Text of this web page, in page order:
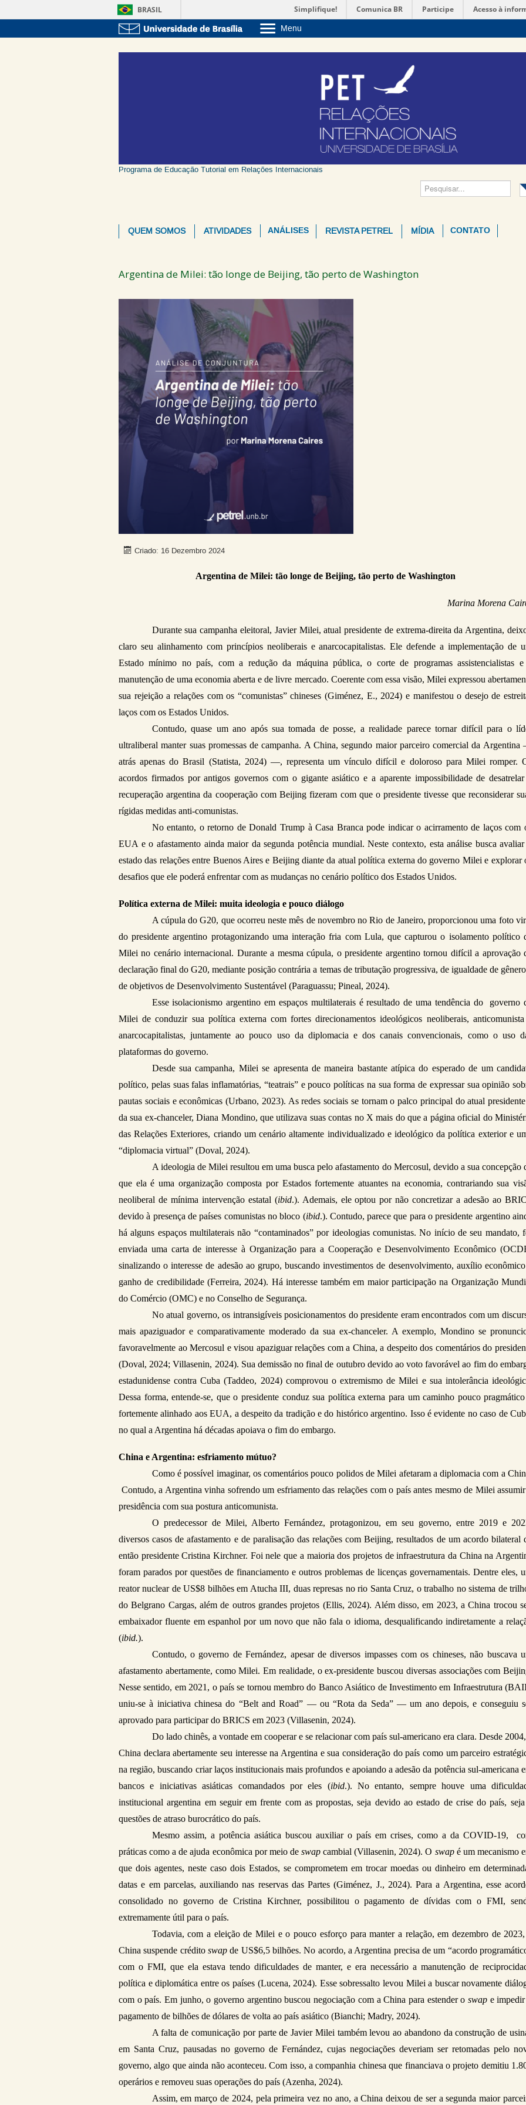
BRASIL Simplifique! Comunica BR Participe Acesso à
Menu
Programa de Educação Tutorial em Relações Internacionais
QUEM SOMOS ATIVIDADES ANÁLISES REVISTA PETREL MÍDIA CONTATO
Argentina de Milei: tão longe de Beijing, tão perto de Washington
Criado: 16 Dezembro 2024
Argentina de Milei: tão longe de Beijing, tão perto de Washington
Marina Morena
Durante sua campanha eleitoral, Javier Milei, atual presidente de extrema-direita da Argentina,
claro seu alinhamento com princípios neoliberais e anarcocapitalistas. Ele defende a implementação de
Estado mínimo no país, com a redução da máquina pública, o corte de programas assistencialistas e
manutenção de uma economia aberta e de livre mercado. Coerente com essa visão, Milei expressou
sua rejeição a relações com os “comunistas” chineses (Giménez, E., 2024) e manifestou o desejo de
laços com os Estados Unidos.
Contudo, quase um ano após sua tomada de posse, a realidade parece tornar difícil para o
ultraliberal manter suas promessas de campanha. A China, segundo maior parceiro comercial da
atrás apenas do Brasil (Statista, 2024) —, representa um vínculo difícil e doloroso para Milei romper.
acordos firmados por antigos governos com o gigante asiático e a aparente impossibilidade de
recuperação argentina da cooperação com Beijing fizeram com que o presidente tivesse que reconsiderar
rígidas medidas anti-comunistas.
No entanto, o retorno de Donald Trump à Casa Branca pode indicar o acirramento de laços com
EUA e o afastamento ainda maior da segunda potência mundial. Neste contexto, esta análise busca
estado das relações entre Buenos Aires e Beijing diante da atual política externa do governo Milei e explorar
desafios que ele poderá enfrentar com as mudanças no cenário político dos Estados Unidos.
Política externa de Milei: muita ideologia e pouco diálogo
A cúpula do G20, que ocorreu neste mês de novembro no Rio de Janeiro, proporcionou uma foto
do presidente argentino protagonizando uma interação fria com Lula, que capturou o isolamento político
Milei no cenário internacional. Durante a mesma cúpula, o presidente argentino tornou difícil a aprovação
declaração final do G20, mediante posição contrária a temas de tributação progressiva, de igualdade de
de objetivos de Desenvolvimento Sustentável (Paraguassu; Pineal, 2024).
Esse isolacionismo argentino em espaços multilaterais é resultado de uma tendência do  governo
Milei de conduzir sua política externa com fortes direcionamentos ideológicos neoliberais,
anarcocapitalistas, juntamente ao pouco uso da diplomacia e dos canais convencionais, como o uso
plataformas do governo.
Desde sua campanha, Milei se apresenta de maneira bastante atípica do esperado de um
político, pelas suas falas inflamatórias, “teatrais” e pouco políticas na sua forma de expressar sua opinião
pautas sociais e econômicas (Urbano, 2023). As redes sociais se tornam o palco principal do atual
da sua ex-chanceler, Diana Mondino, que utilizava suas contas no X mais do que a página oficial do
das Relações Exteriores, criando um cenário altamente individualizado e ideológico da política exterior e
“diplomacia virtual” (Doval, 2024).
A ideologia de Milei resultou em uma busca pelo afastamento do Mercosul, devido a sua concepção
que ela é uma organização composta por Estados fortemente atuantes na economia, contrariando sua
neoliberal de mínima intervenção estatal (ibid.). Ademais, ele optou por não concretizar a adesão ao
devido à presença de países comunistas no bloco (ibid.). Contudo, parece que para o presidente argentino
há alguns espaços multilaterais não “contaminados” por ideologias comunistas. No início de seu mandato,
enviada uma carta de interesse à Organização para a Cooperação e Desenvolvimento Econômico
sinalizando o interesse de adesão ao grupo, buscando investimentos de desenvolvimento, auxílio
ganho de credibilidade (Ferreira, 2024). Há interesse também em maior participação na Organização
do Comércio (OMC) e no Conselho de Segurança.
No atual governo, os intransigíveis posicionamentos do presidente eram encontrados com um
mais apaziguador e comparativamente moderado da sua ex-chanceler. A exemplo, Mondino se
favoravelmente ao Mercosul e visou apaziguar relações com a China, a despeito dos comentários do
(Doval, 2024; Villasenin, 2024). Sua demissão no final de outubro devido ao voto favorável ao fim do
estadunidense contra Cuba (Taddeo, 2024) comprovou o extremismo de Milei e sua intolerância
Dessa forma, entende-se, que o presidente conduz sua política externa para um caminho pouco
fortemente alinhado aos EUA, a despeito da tradição e do histórico argentino. Isso é evidente no caso de
no qual a Argentina há décadas apoiava o fim do embargo.
China e Argentina: esfriamento mútuo?
Como é possível imaginar, os comentários pouco polidos de Milei afetaram a diplomacia com a
Contudo, a Argentina vinha sofrendo um esfriamento das relações com o país antes mesmo de Milei
presidência com sua postura anticomunista.
O predecessor de Milei, Alberto Fernández, protagonizou, em seu governo, entre 2019 e
diversos casos de afastamento e de paralisação das relações com Beijing, resultados de um acordo bilateral
então presidente Cristina Kirchner. Foi nele que a maioria dos projetos de infraestrutura da China na
foram parados por questões de financiamento e outros problemas de licenças governamentais. Dentre eles,
reator nuclear de US$8 bilhões em Atucha III, duas represas no rio Santa Cruz, o trabalho no sistema de
do Belgrano Cargas, além de outros grandes projetos (Ellis, 2024). Além disso, em 2023, a China trocou
embaixador fluente em espanhol por um novo que não fala o idioma, desqualificando indiretamente a
(ibid.).
Contudo, o governo de Fernández, apesar de diversos impasses com os chineses, não buscava
afastamento abertamente, como Milei. Em realidade, o ex-presidente buscou diversas associações com
Nesse sentido, em 2021, o país se tornou membro do Banco Asiático de Investimento em Infraestrutura
uniu-se à iniciativa chinesa do “Belt and Road” — ou “Rota da Seda” — um ano depois, e conseguiu
aprovado para participar do BRICS em 2023 (Villasenin, 2024).
Do lado chinês, a vontade em cooperar e se relacionar com país sul-americano era clara. Desde
China declara abertamente seu interesse na Argentina e sua consideração do país como um parceiro
na região, buscando criar laços institucionais mais profundos e apoiando a adesão da potência sul-americana
bancos e iniciativas asiáticas comandados por eles (ibid.). No entanto, sempre houve uma
institucional argentina em seguir em frente com as propostas, seja devido ao estado de crise do país,
questões de atraso burocrático do país.
Mesmo assim, a potência asiática buscou auxiliar o país em crises, como a da COVID-19,
práticas como a de ajuda econômica por meio de swap cambial (Villasenin, 2024). O swap é um mecanismo
que dois agentes, neste caso dois Estados, se comprometem em trocar moedas ou dinheiro em
datas e em parcelas, auxiliando nas reservas das Partes (Giménez, J., 2024). Para a Argentina, esse
consolidado no governo de Cristina Kirchner, possibilitou o pagamento de dívidas com o FMI,
extremamente útil para o país.
Todavia, com a eleição de Milei e o pouco esforço para manter a relação, em dezembro de
China suspende crédito swap de US$6,5 bilhões. No acordo, a Argentina precisa de um “acordo
com o FMI, que ela estava tendo dificuldades de manter, e era necessário a manutenção de
política e diplomática entre os países (Lucena, 2024). Esse sobressalto levou Milei a buscar novamente
com o país. Em junho, o governo argentino buscou negociação com a China para estender o swap e
pagamento de bilhões de dólares de volta ao país asiático (Bianchi; Madry, 2024).
A falta de comunicação por parte de Javier Milei também levou ao abandono da construção de
em Santa Cruz, pausadas no governo de Fernández, cujas negociações deveriam ser retomadas pelo
governo, algo que ainda não aconteceu. Com isso, a companhia chinesa que financiava o projeto demitiu
operários e removeu suas operações do país (Azenha, 2024).
Assim, em março de 2024, pela primeira vez no ano, a China deixou de ser a segunda maior